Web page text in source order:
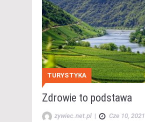
TURYSTYKA
Zdrowie to podstawa
zywiec.net.pl | Cze 10, 2021